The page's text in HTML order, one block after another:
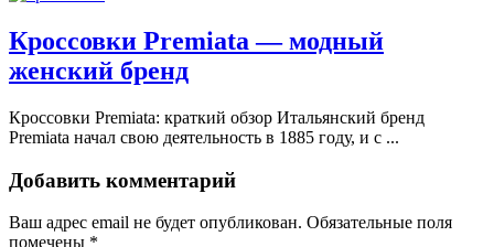
Кроссовки Premiata — модный
женский бренд
Кроссовки Premiata: краткий обзор Итальянский бренд
Premiata начал свою деятельность в 1885 году, и с ...
Добавить комментарий
Ваш адрес email не будет опубликован. Обязательные поля
помечены *